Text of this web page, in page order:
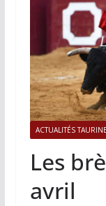
ACTUALITÉS
Les
avril